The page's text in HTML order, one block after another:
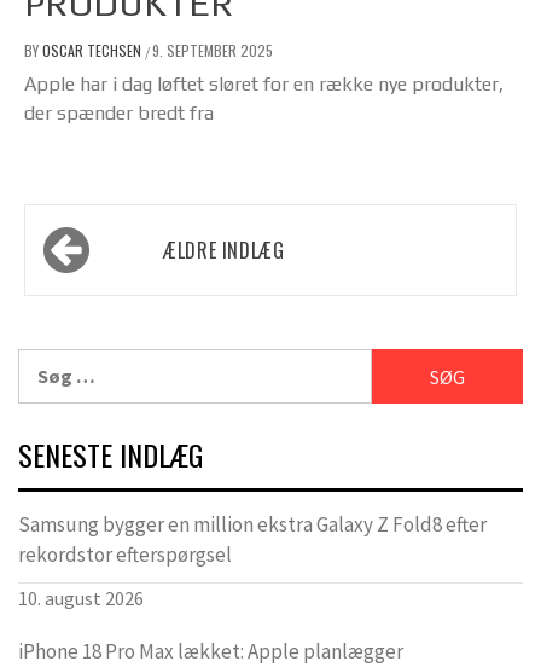
BYOSCAR TECHSEN /9. SEPTEMBER 2025
Apple har i dag løftet sløret for en række nye produkter,
der spænder bredt fra
Navigation
til
ÆLDRE INDLÆG
efter:
SENESTE INDLÆG
Samsung bygger en million ekstra Galaxy Z Fold8 efter
rekordstor efterspørgsel
10. august 2026
iPhone 18 Pro Max lækket: Apple planlægger